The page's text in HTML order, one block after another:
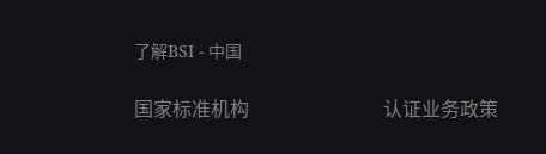
了解BSI - 中国
国家标准机构 认证业务政策